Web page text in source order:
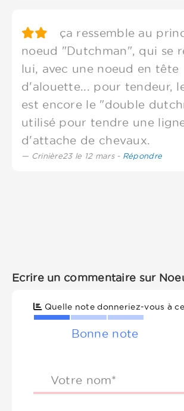
ça ressemble au
noeud "Dutchman", qui se
lui, avec une noeud en tête
d'alouette... pour tendeur,
est encore le "double
utilisé pour tendre une
d'attache de chevaux.
Crinière23 le 12 mars - Répondre
Ecrire un commentaire sur
Quelle note donneriez-vous à
Bonne note
Votre nom*